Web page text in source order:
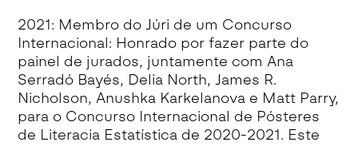
2021: Membro do Júri de um Concurso
Internacional: Honrado por fazer parte do
painel de jurados, juntamente com Ana
Serradó Bayés, Delia North, James R.
Nicholson, Anushka Karkelanova e Matt Parry,
para o Concurso Internacional de Pósteres
de Literacia Estatística de 2020-2021. Este